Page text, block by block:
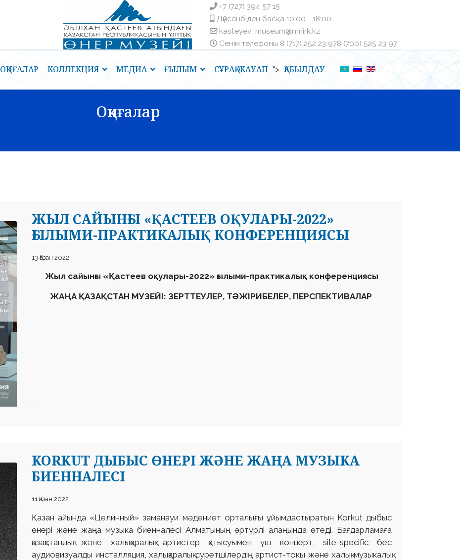
+7 (727) 394 57 15
Дүйсенбіден басқа ㅤ10:00 - 18:00
kasteyev_museum@nmirk.kz
Сенім телефоныㅤ 8 (717) 252 23 97ㅤ8 (700) 525 23 97
ОҚИҒАЛАР КОЛЛЕКЦИЯ МЕДИА ҒЫЛЫМ СҰРАҚ-ЖАУАП "> ҚАБЫЛДАУ
Оқиғалар
ЖЫЛ САЙЫНҒЫ «ҚАСТЕЕВ ОҚУЛАРЫ-2022»
ҒЫЛЫМИ-ПРАКТИКАЛЫҚ КОНФЕРЕНЦИЯСЫ
13 Қазан 2022
Жыл сайынғы «Қастеев оқулары-2022» ғылыми-практикалық конференциясы
ЖАҢА ҚАЗАҚСТАН МУЗЕЙІ: ЗЕРТТЕУЛЕР, ТӘЖІРИБЕЛЕР, ПЕРСПЕКТИВАЛАР
KORKUT ДЫБЫС ӨНЕРІ ЖƏНЕ ЖАҢА МУЗЫКА
БИЕННАЛЕСІ
11 Қазан 2022
Қазан айында «Целинный» заманауи мəдениет орталығы ұйымдастыратын Korkut дыбыс
өнері жəне жаңа музыка биенналесі Алматының əртүрлі алаңында өтеді. Бағдарламаға
қазақстандық жəне халықаралық артистер қатысуымен үш концерт, site-specific бес
аудиовизуалды инсталляция, халықаралық суретшілердің артист-токы жəне халық музыкалық